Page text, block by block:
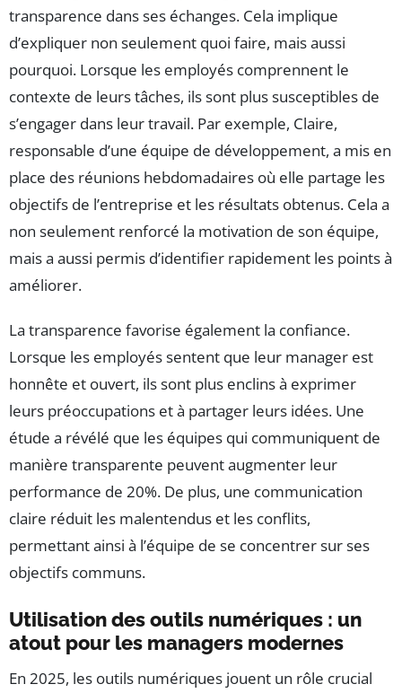
transparence dans ses échanges. Cela implique
d’expliquer non seulement quoi faire, mais aussi
pourquoi. Lorsque les employés comprennent le
contexte de leurs tâches, ils sont plus susceptibles de
s’engager dans leur travail. Par exemple, Claire,
responsable d’une équipe de développement, a mis en
place des réunions hebdomadaires où elle partage les
objectifs de l’entreprise et les résultats obtenus. Cela a
non seulement renforcé la motivation de son équipe,
mais a aussi permis d’identifier rapidement les points à
améliorer.
La transparence favorise également la confiance.
Lorsque les employés sentent que leur manager est
honnête et ouvert, ils sont plus enclins à exprimer
leurs préoccupations et à partager leurs idées. Une
étude a révélé que les équipes qui communiquent de
manière transparente peuvent augmenter leur
performance de 20%. De plus, une communication
claire réduit les malentendus et les conflits,
permettant ainsi à l’équipe de se concentrer sur ses
objectifs communs.
Utilisation des outils numériques : un
atout pour les managers modernes
En 2025, les outils numériques jouent un rôle crucial